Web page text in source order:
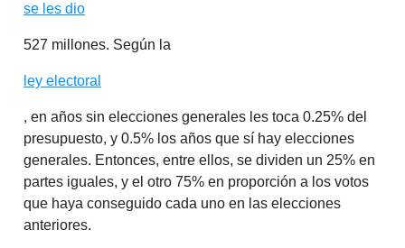
se les dio
527 millones. Según la
ley electoral
, en años sin elecciones generales les toca 0.25% del
presupuesto, y 0.5% los años que sí hay elecciones
generales. Entonces, entre ellos, se dividen un 25% en
partes iguales, y el otro 75% en proporción a los votos
que haya conseguido cada uno en las elecciones
anteriores.